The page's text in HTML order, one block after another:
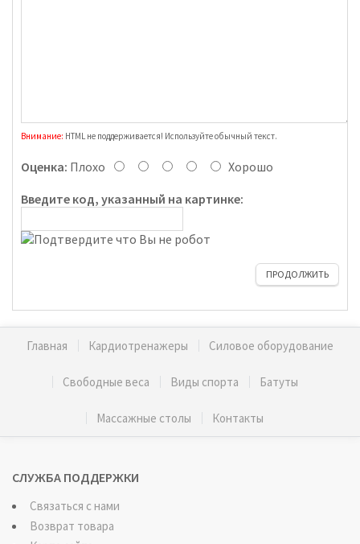
Внимание: HTML не поддерживается! Используйте обычный текст.
Оценка: Плохо
Хорошо
Введите код, указанный на картинке:
ПРОДОЛЖИТЬ
Главная Кардиотренажеры Силовое оборудование
Свободные веса Виды спорта Батуты
Массажные столы Контакты
СЛУЖБА ПОДДЕРЖКИ
Связаться с нами
Возврат товара